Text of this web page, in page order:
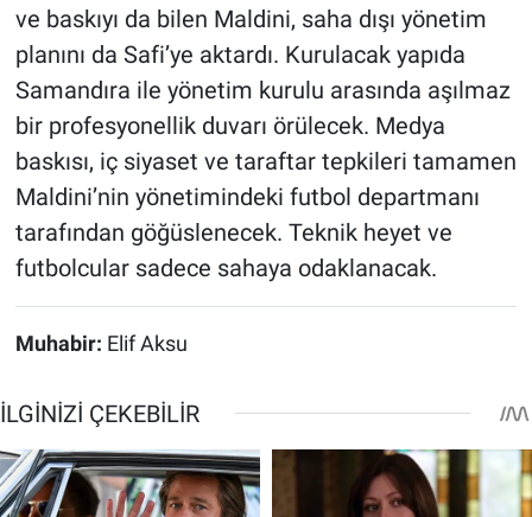
ve baskıyı da bilen Maldini, saha dışı yönetim
planını da Safi’ye aktardı. Kurulacak yapıda
Samandıra ile yönetim kurulu arasında aşılmaz
bir profesyonellik duvarı örülecek. Medya
baskısı, iç siyaset ve taraftar tepkileri tamamen
Maldini’nin yönetimindeki futbol departmanı
tarafından göğüslenecek. Teknik heyet ve
futbolcular sadece sahaya odaklanacak.
Muhabir: Elif Aksu